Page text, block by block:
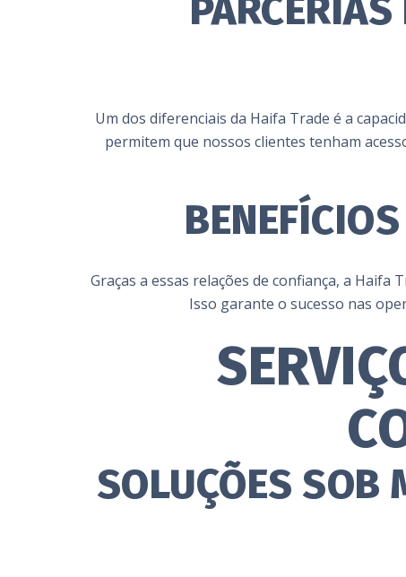
Um dos diferenciais da Haifa Trade é a
permitem que nossos clientes tenham
Graças a essas relações de confiança, a Haifa
Isso garante o sucesso nas
SOLUÇÕES SOB